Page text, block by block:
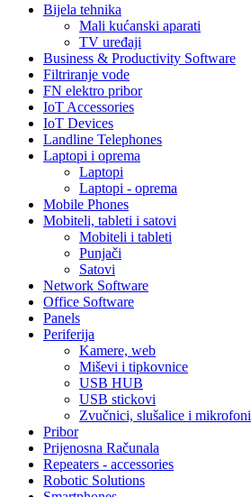
Bijela tehnika
Mali kućanski aparati
TV uređaji
Business & Productivity Software
Filtriranje vode
FN elektro pribor
IoT Accessories
IoT Devices
Landline Telephones
Laptopi i oprema
Laptopi
Laptopi - oprema
Mobile Phones
Mobiteli, tableti i satovi
Mobiteli i tableti
Punjači
Satovi
Network Software
Office Software
Panels
Periferija
Kamere, web
Miševi i tipkovnice
USB HUB
USB stickovi
Zvučnici, slušalice i mikrofoni
Pribor
Prijenosna Računala
Repeaters - accessories
Robotic Solutions